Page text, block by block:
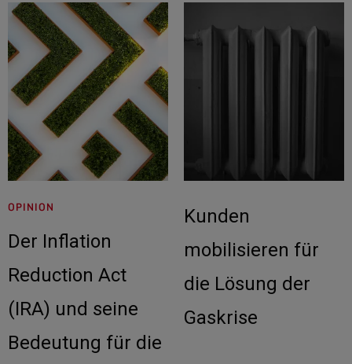
OPINION
Der Inflation
Reduction Act
(IRA) und seine
Bedeutung für die
Kunden
mobilisieren für
die Lösung der
Gaskrise